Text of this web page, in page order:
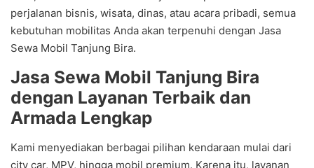
perjalanan bisnis, wisata, dinas, atau acara pribadi, semua
kebutuhan mobilitas Anda akan terpenuhi dengan Jasa
Sewa Mobil Tanjung Bira.
Jasa Sewa Mobil Tanjung Bira
dengan Layanan Terbaik dan
Armada Lengkap
Kami menyediakan berbagai pilihan kendaraan mulai dari
city car, MPV, hingga mobil premium. Karena itu, layanan